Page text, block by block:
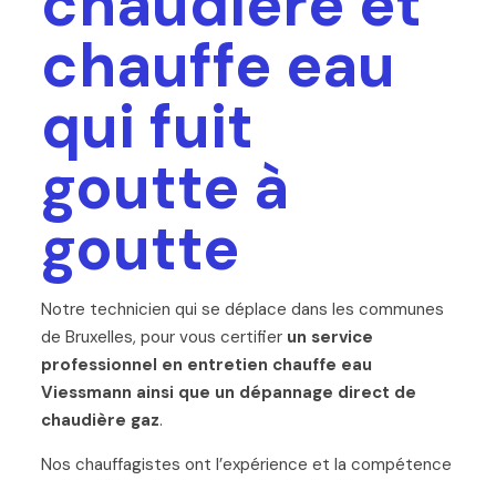
chauffe eau
qui fuit
goutte à
goutte
Notre technicien qui se déplace dans les communes
de Bruxelles, pour vous certifier un service
professionnel en entretien chauffe eau
Viessmann ainsi que un dépannage direct de
chaudière gaz.
Nos chauffagistes ont l’expérience et la compétence